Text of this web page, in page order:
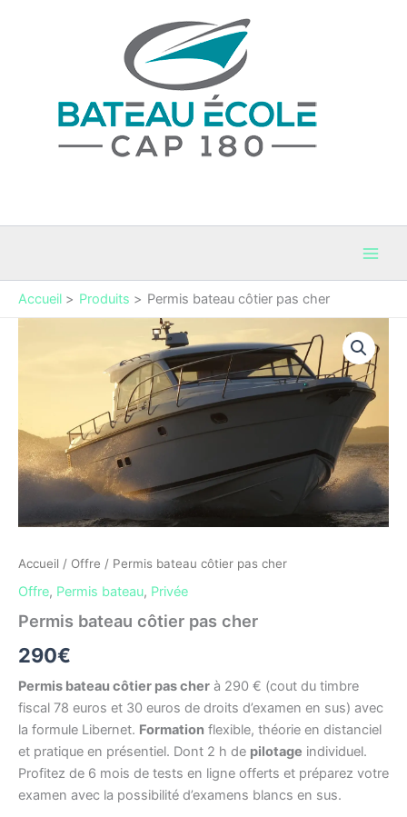
Accueil Produits Permis bateau côtier pas cher
Accueil / Offre / Permis bateau côtier pas cher
Offre, Permis bateau, Privée
Permis bateau côtier pas cher
290€
Permis bateau côtier pas cher à 290 € (cout du timbre
fiscal 78 euros et 30 euros de droits d’examen en sus) avec
la formule Libernet. Formation flexible, théorie en distanciel
et pratique en présentiel. Dont 2 h de pilotage individuel.
Profitez de 6 mois de tests en ligne offerts et préparez votre
examen avec la possibilité d’examens blancs en sus.
cher